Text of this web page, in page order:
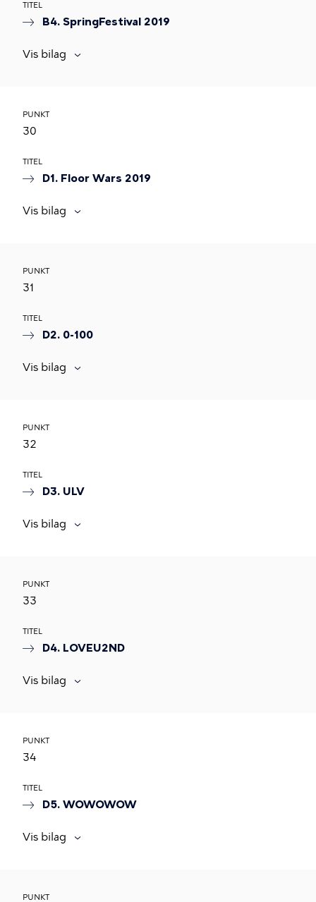
TITEL
B4. SpringFestival 2019
Vis bilag
PUNKT
30
TITEL
D1. Floor Wars 2019
Vis bilag
PUNKT
31
TITEL
D2. 0-100
Vis bilag
PUNKT
32
TITEL
D3. ULV
Vis bilag
PUNKT
33
TITEL
D4. LOVEU2ND
Vis bilag
PUNKT
34
TITEL
D5. WOWOWOW
Vis bilag
PUNKT